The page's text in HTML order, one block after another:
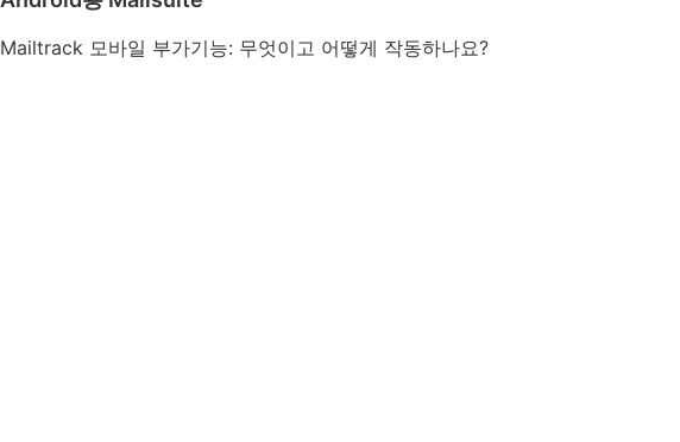
Mailtrack 모바일 부가기능: 무엇이고 어떻게 작동하나요?